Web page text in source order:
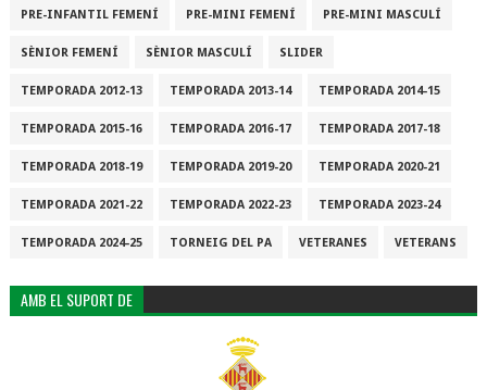
PRE-INFANTIL FEMENÍ PRE-MINI FEMENÍ PRE-MINI MASCULÍ
SÈNIOR FEMENÍ SÈNIOR MASCULÍ SLIDER
TEMPORADA 2012-13 TEMPORADA 2013-14 TEMPORADA 2014-15
TEMPORADA 2015-16 TEMPORADA 2016-17 TEMPORADA 2017-18
TEMPORADA 2018-19 TEMPORADA 2019-20 TEMPORADA 2020-21
TEMPORADA 2021-22 TEMPORADA 2022-23 TEMPORADA 2023-24
TEMPORADA 2024-25 TORNEIG DEL PA VETERANES VETERANS
AMB EL SUPORT DE